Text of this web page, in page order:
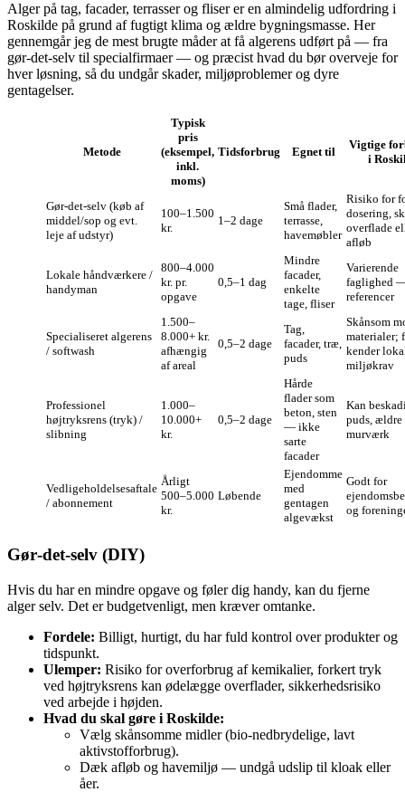
Alger på tag, facader, terrasser og fliser er en almindelig udfordring i
Roskilde på grund af fugtigt klima og ældre bygningsmasse. Her
gennemgår jeg de mest brugte måder at få algerens udført på — fra
gør‑det‑selv til specialfirmaer — og præcist hvad du bør overveje for
hver løsning, så du undgår skader, miljøproblemer og dyre
gentagelser.
Metode
Typisk
pris
(eksempel,
inkl.
moms)
Tidsforbrug Egnet til
Vigtige
i
Gør‑det‑selv (køb af
middel/sop og evt.
leje af udstyr)
100–1.500
kr.
1–2 dage
Små flader,
terrasse,
havemøbler
Risiko for
dosering,
overflade
afløb
Lokale håndværkere /
handyman
800–4.000
kr. pr.
opgave
0,5–1 dag
Mindre
facader,
enkelte
tage, fliser
Varierende
faglighed
referencer
Specialiseret algerens
/ softwash
1.500–
8.000+ kr.
afhængig
af areal
0,5–2 dage
Tag,
facader, træ,
puds
Skånsom
materialer;
kender
miljøkrav
Professionel
højtryksrens (tryk) /
slibning
1.000–
10.000+
kr.
0,5–2 dage
Hårde
flader som
beton, sten
— ikke
sarte
facader
Kan
puds, ældre
murværk
Vedligeholdelsesaftale
/ abonnement
Årligt
500–5.000
kr.
Løbende
Ejendomme
med
gentagen
algevækst
Godt for
og
Gør‑det‑selv (DIY)
Hvis du har en mindre opgave og føler dig handy, kan du fjerne
alger selv. Det er budgetvenligt, men kræver omtanke.
Fordele: Billigt, hurtigt, du har fuld kontrol over produkter og
tidspunkt.
Ulemper: Risiko for overforbrug af kemikalier, forkert tryk
ved højtryksrens kan ødelægge overflader, sikkerhedsrisiko
ved arbejde i højden.
Hvad du skal gøre i Roskilde:
Vælg skånsomme midler (bio‑nedbrydelige, lavt
aktivstofforbrug).
Dæk afløb og havemiljø — undgå udslip til kloak eller
åer.